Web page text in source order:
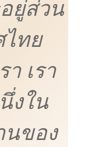
ยู่ส่วน
ไทย
เรา
งใน
นของ